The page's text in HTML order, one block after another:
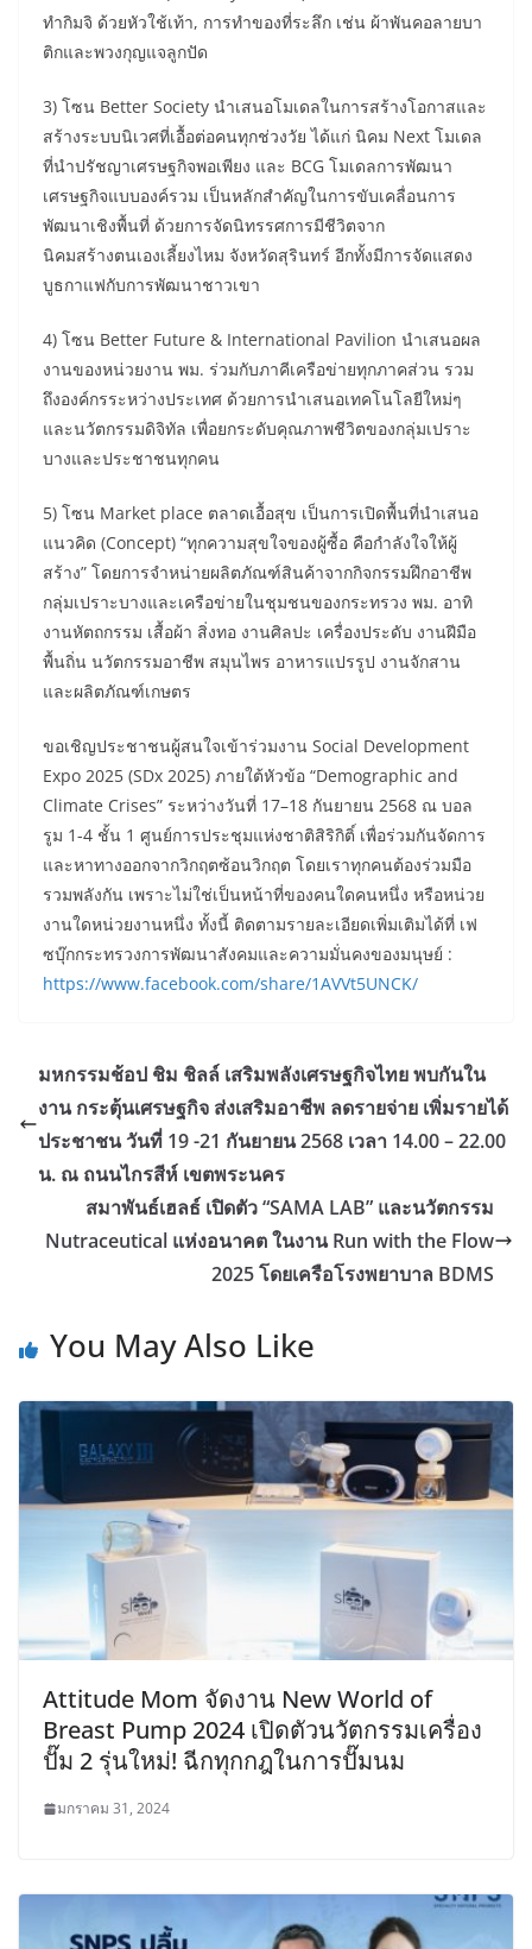
ทำกิมจิ ด้วยหัวใช้เท้า, การทำของที่ระลึก เช่น ผ้าพันคอลายบา
ติกและพวงกุญแจลูกปัด
3) โซน Better Society นำเสนอโมเดลในการสร้างโอกาสและ
สร้างระบบนิเวศที่เอื้อต่อคนทุกช่วงวัย ได้แก่ นิคม Next โมเดล
ที่นำปรัชญาเศรษฐกิจพอเพียง และ BCG โมเดลการพัฒนา
เศรษฐกิจแบบองค์รวม เป็นหลักสำคัญในการขับเคลื่อนการ
พัฒนาเชิงพื้นที่ ด้วยการจัดนิทรรศการมีชีวิตจาก
นิคมสร้างตนเองเลี้ยงไหม จังหวัดสุรินทร์ อีกทั้งมีการจัดแสดง
บูธกาแฟกับการพัฒนาชาวเขา
4) โซน Better Future & International Pavilion นำเสนอผล
งานของหน่วยงาน พม. ร่วมกับภาคีเครือข่ายทุกภาคส่วน รวม
ถึงองค์กรระหว่างประเทศ ด้วยการนำเสนอเทคโนโลยีใหม่ๆ
และนวัตกรรมดิจิทัล เพื่อยกระดับคุณภาพชีวิตของกลุ่มเปราะ
บางและประชาชนทุกคน
5) โซน Market place ตลาดเอื้อสุข เป็นการเปิดพื้นที่นำเสนอ
แนวคิด (Concept) “ทุกความสุขใจของผู้ซื้อ คือกำลังใจให้ผู้
สร้าง” โดยการจำหน่ายผลิตภัณฑ์สินค้าจากกิจกรรมฝึกอาชีพ
กลุ่มเปราะบางและเครือข่ายในชุมชนของกระทรวง พม. อาทิ
งานหัตถกรรม เสื้อผ้า สิ่งทอ งานศิลปะ เครื่องประดับ งานฝีมือ
พื้นถิ่น นวัตกรรมอาชีพ สมุนไพร อาหารแปรรูป งานจักสาน
และผลิตภัณฑ์เกษตร
​ขอเชิญประชาชนผู้สนใจเข้าร่วมงาน Social Development
Expo 2025 (SDx 2025) ภายใต้หัวข้อ “Demographic and
Climate Crises” ระหว่างวันที่ 17–18 กันยายน 2568 ณ บอล
รูม 1-4 ชั้น 1 ศูนย์การประชุมแห่งชาติสิริกิติ์ เพื่อร่วมกันจัดการ
และหาทางออกจากวิกฤตซ้อนวิกฤต โดยเราทุกคนต้องร่วมมือ
รวมพลังกัน เพราะไม่ใช่เป็นหน้าที่ของคนใดคนหนึ่ง หรือหน่วย
งานใดหน่วยงานหนึ่ง ทั้งนี้ ติดตามรายละเอียดเพิ่มเติมได้ที่ เฟ
ซบุ๊กกระทรวงการพัฒนาสังคมและความมั่นคงของมนุษย์ :
https://www.facebook.com/share/1AVVt5UNCK/
มหกรรมช้อป ชิม ชิลล์ เสริมพลังเศรษฐกิจไทย พบกันใน
งาน กระตุ้นเศรษฐกิจ ส่งเสริมอาชีพ ลดรายจ่าย เพิ่มรายได้
ประชาชน วันที่ 19 -21 กันยายน 2568 เวลา 14.00 – 22.00
น. ณ ถนนไกรสีห์ เขตพระนคร
สมาพันธ์เฮลธ์ เปิดตัว “SAMA LAB” และนวัตกรรม
Nutraceutical แห่งอนาคต ในงาน Run with the Flow
2025 โดยเครือโรงพยาบาล BDMS
You May Also Like
Attitude Mom จัดงาน New World of
Breast Pump 2024 เปิดตัวนวัตกรรมเครื่อง
ปั๊ม 2 รุ่นใหม่! ฉีกทุกกฎในการปั๊มนม
มกราคม 31, 2024